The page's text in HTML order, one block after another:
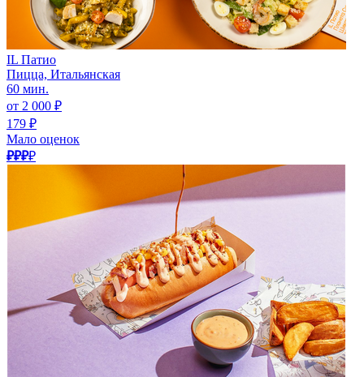
IL Патио
Пицца, Итальянская
60 мин.
от 2 000 ₽
179 ₽
Мало оценок
₽₽₽₽